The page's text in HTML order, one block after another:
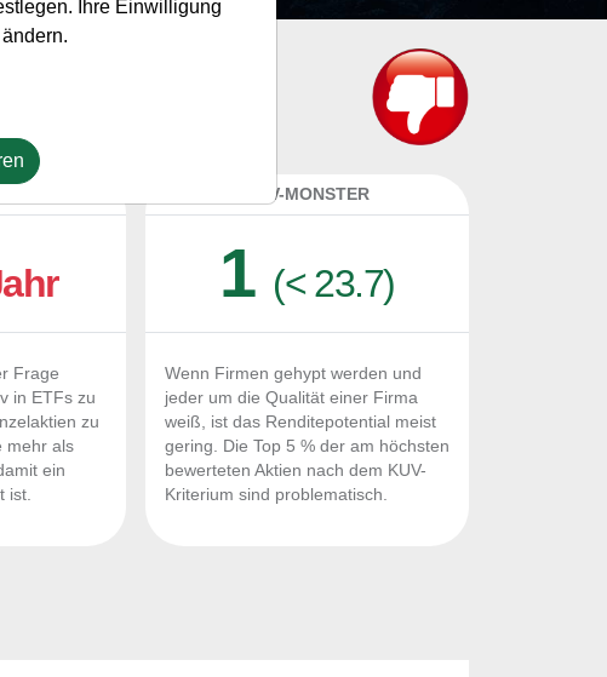
Frage
in ETFs zu
zu
mehr als
ein
ist.
KUV-MONSTER
1 (< 23.7)
Wenn Firmen gehypt werden und
jeder um die Qualität einer Firma
weiß, ist das Renditepotential meist
gering. Die Top 5 % der am höchsten
bewerteten Aktien nach dem KUV-
Kriterium sind problematisch.
Ihre Einwilligung